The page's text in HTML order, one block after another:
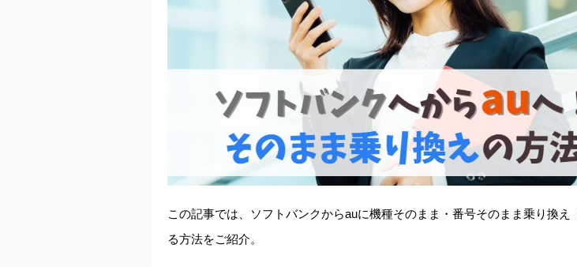
この記事では、ソフトバンクからauに機種そのまま・番号そのまま乗り換え
る方法をご紹介。